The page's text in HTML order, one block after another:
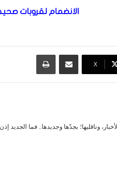
الانضمام لقروبات
X
مشاركة عبر البريد طباعة
وناقليها؛ بجدّها وجديدها.. فما الجديد